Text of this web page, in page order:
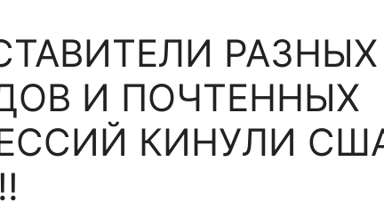
РАЗНЫХ
И ПОЧТЕННЫХ
КИНУЛИ